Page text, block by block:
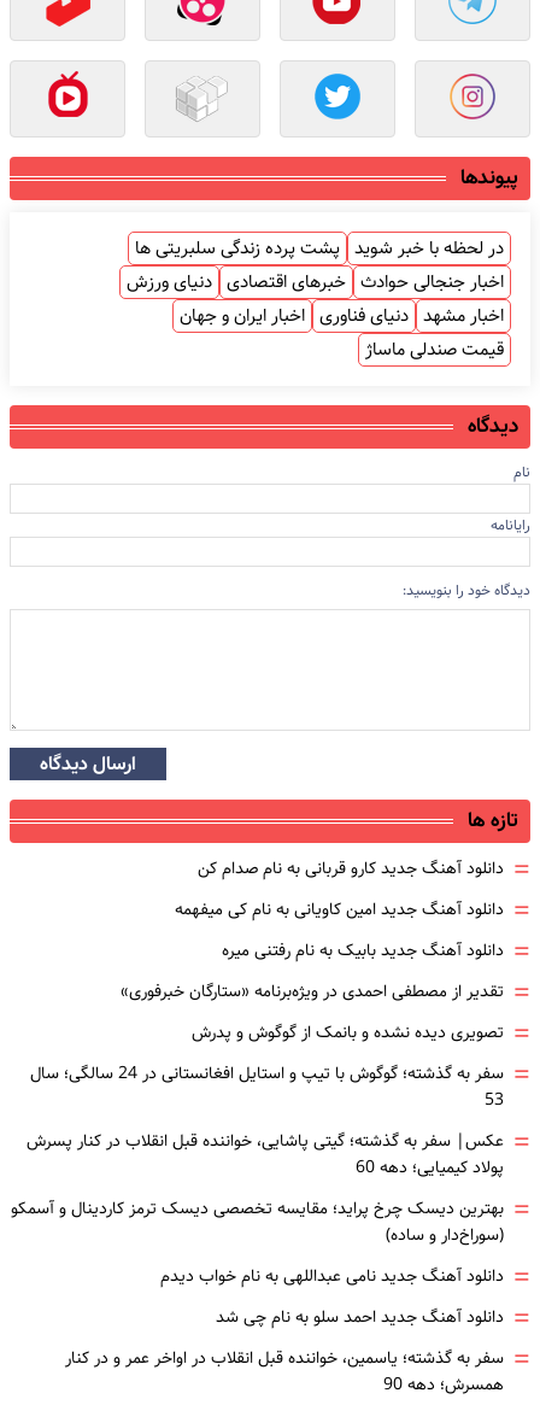
پیوندها
در لحظه با خبر شوید پشت پرده زندگی سلبریتی ها
اخبار جنجالی حوادث خبرهای اقتصادی دنیای ورزش
اخبار مشهد دنیای فناوری اخبار ایران و جهان
قیمت صندلی ماساژ
دیدگاه
نام
رایانامه
دیدگاه خود را بنویسید:
ارسال دیدگاه
تازه ها
= دانلود آهنگ جدید کارو قربانی به نام صدام کن
= دانلود آهنگ جدید امین کاویانی به نام کی میفهمه
= دانلود آهنگ جدید بابیک به نام رفتنی میره
= تقدیر از مصطفی احمدی در ویژه‌برنامه «ستارگان خبرفوری»
= تصویری دیده نشده و بانمک از گوگوش و پدرش
=
سفر به گذشته؛ گوگوش با تیپ و استایل افغانستانی در 24 سالگی؛ سال
53
= عکس| سفر به گذشته؛ گیتی پاشایی، خواننده قبل انقلاب در کنار پسرش
پولاد کیمیایی؛ دهه 60
= بهترین دیسک چرخ پراید؛ مقایسه تخصصی دیسک ترمز کاردینال و آسمکو
(سوراخ‌دار و ساده)
= دانلود آهنگ جدید نامی عبداللهی به نام خواب دیدم
= دانلود آهنگ جدید احمد سلو به نام چی شد
= سفر به گذشته؛ یاسمین، خواننده قبل انقلاب در اواخر عمر و در کنار
همسرش؛ دهه 90